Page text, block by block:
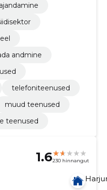
andmine
telefoniteenused
muud teenused
teenused
1.6230 hinnangut